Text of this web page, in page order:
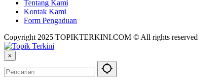
Tentang Kami
Kontak Kami
Form Pengaduan
Copyright 2025 TOPIKTERKINI.COM © All rights reserved
×